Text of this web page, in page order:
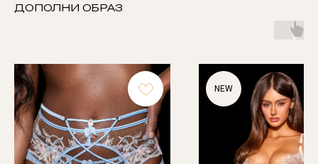
ДОПОЛНИ ОБРАЗ
NEW